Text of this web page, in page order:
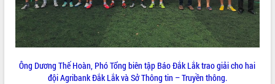
Ông Dương Thế Hoàn, Phó Tổng biên tập Báo Đắk Lắk trao giải cho hai
đội Agribank Đắk Lắk và Sở Thông tin – Truyền thông.